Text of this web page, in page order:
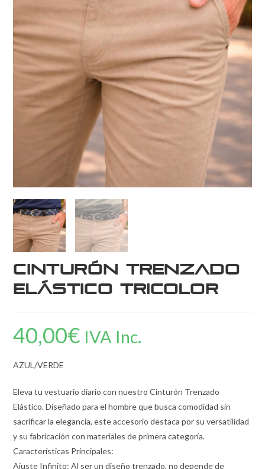
Cinturón Trenzado
Elástico Tricolor
40,00€ IVA Inc.
AZUL/VERDE
Eleva tu vestuario diario con nuestro Cinturón Trenzado
Elástico. Diseñado para el hombre que busca comodidad sin
sacrificar la elegancia, este accesorio destaca por su versatilidad
y su fabricación con materiales de primera categoría.
Características Principales:
Ajuste Infinito: Al ser un diseño trenzado, no depende de